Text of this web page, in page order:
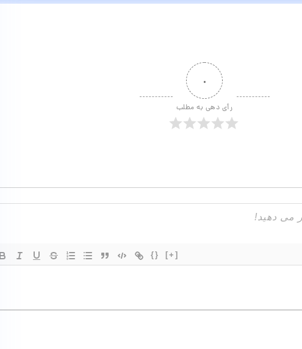
۰
رأی دهی به مطلب
{} [+]